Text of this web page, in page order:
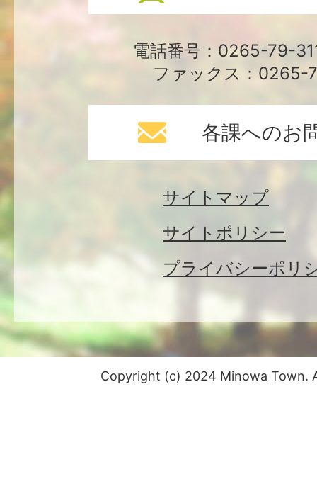
電話番号：0265-79-
ファックス：0265-
各課へのお
サイトマップ
サイトポリシー
プライバシーポリ
Copyright (c) 2024 Minowa Town.